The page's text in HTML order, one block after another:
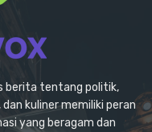
berita tentang politik,
kuliner memiliki peran
yang beragam dan